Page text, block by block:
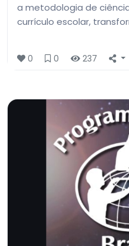
a metodologia de
currículo escolar,
0 0 237